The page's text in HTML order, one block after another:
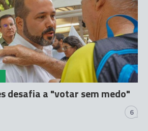
desafia a "votar sem medo"
6